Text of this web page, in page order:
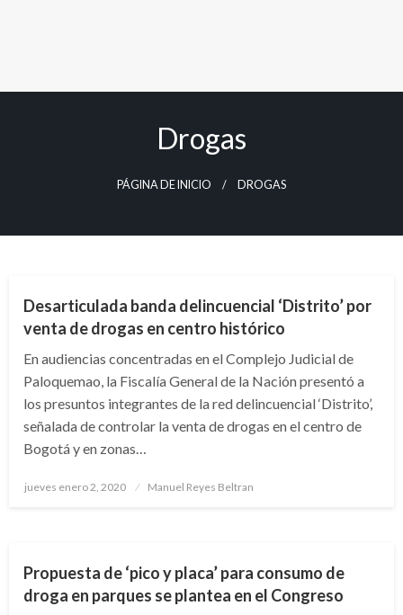
Drogas
PÁGINA DE INICIO DROGAS
Desarticulada banda delincuencial ‘Distrito’ por
venta de drogas en centro histórico
En audiencias concentradas en el Complejo Judicial de
Paloquemao, la Fiscalía General de la Nación presentó a
los presuntos integrantes de la red delincuencial ‘Distrito’,
señalada de controlar la venta de drogas en el centro de
Bogotá y en zonas…
Publicado
jueves enero 2, 2020 Manuel Reyes Beltran
Propuesta de ‘pico y placa’ para consumo de
droga en parques se plantea en el Congreso